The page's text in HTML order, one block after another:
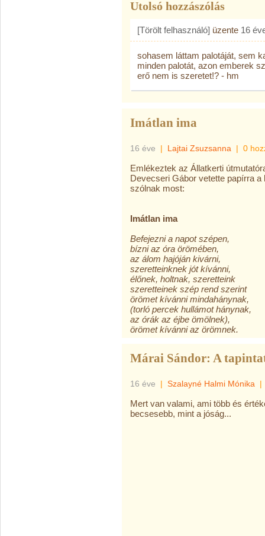
Utolsó hozzászólás
[Törölt felhasználó] üzente 16
sohasem láttam palotáját, sem
minden palotát, azon emberek
erő nem is szeretet!? - hm
Imátlan ima
16 éve | Lajtai Zsuzsanna | 0
Emlékeztek az Állatkerti
Devecseri Gábor vetette papírra
szólnak most:
Imátlan ima
Befejezni a napot szépen,
bízni az óra örömében,
az álom hajóján kivárni,
szeretteinknek jót kívánni,
élőnek, holtnak, szeretteink
szeretteinek szép rend szerint
örömet kívánni mindahánynak,
(torló percek hullámot hánynak,
az órák az éjbe ömölnek),
örömet kívánni az örömnek.
Márai Sándor: A
16 éve | Szalayné Halmi Mónika |
Mert van valami, ami több és
becsesebb, mint a jóság...